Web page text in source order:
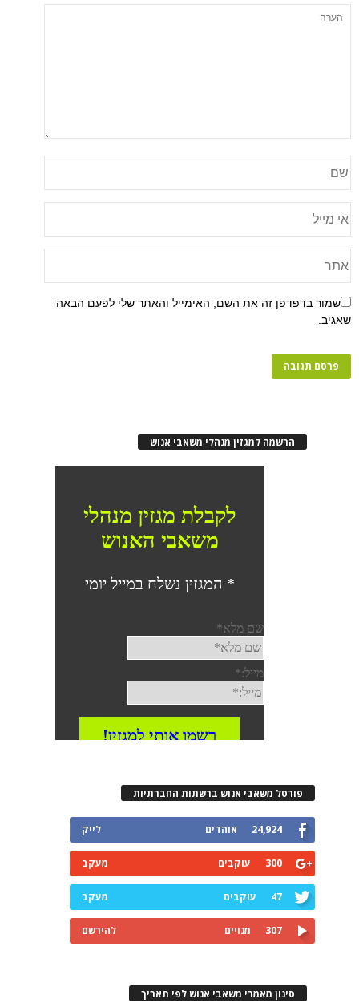
שמור בדפדפן זה את השם, האימייל והאתר שלי לפעם הבאה
שאגיב.
הרשמה למגזין מנהלי משאבי אנוש
פורטל משאבי אנוש ברשתות החברתיות
24,924 אוהדים לייק
300 עוקבים מעקב
47 עוקבים מעקב
307 מנויים להירשם
סינון מאמרי משאבי אנוש לפי תאריך